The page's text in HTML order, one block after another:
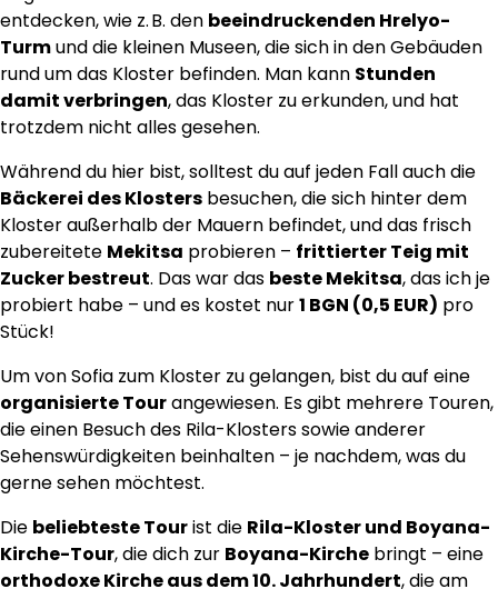
entdecken, wie z. B. den beeindruckenden Hrelyo-
Turmund die kleinen Museen, die sich in den Gebäuden
rund um das Kloster befinden. Man kann Stunden
damit verbringen, das Kloster zu erkunden, und hat
trotzdem nicht alles gesehen.
Während du hier bist, solltest du auf jeden Fall auch die
Bäckerei des Klosters besuchen, die sich hinter dem
Kloster außerhalb der Mauern befindet, und das frisch
zubereitete Mekitsa probieren – frittierter Teig mit
Zucker bestreut. Das war das beste Mekitsa, das ich je
probiert habe – und es kostet nur1 BGN (0,5 EUR) pro
Stück!
Um von Sofia zum Kloster zu gelangen, bist du auf eine
organisierte Tourangewiesen. Es gibt mehrere Touren,
die einen Besuch des Rila-Klosters sowie anderer
Sehenswürdigkeiten beinhalten – je nachdem, was du
gerne sehen möchtest.
Die beliebteste Tourist die Rila-Kloster und Boyana-
Kirche-Tour, die dich zur Boyana-Kirche bringt – eine
orthodoxe Kirche aus dem 10. Jahrhundert, die am